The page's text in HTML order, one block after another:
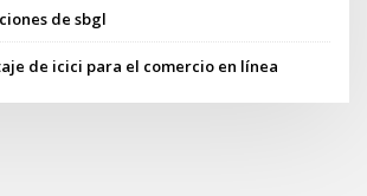
de sbgl
de icici para el comercio en línea